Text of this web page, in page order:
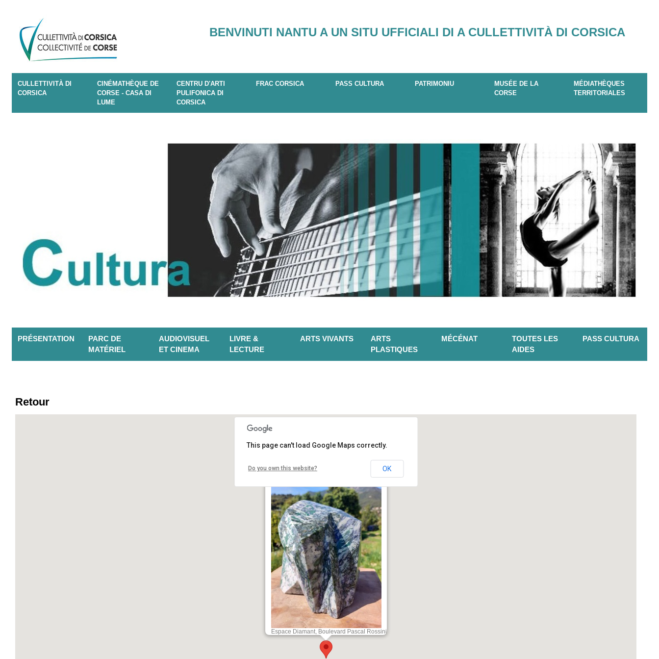
BENVINUTI NANTU A UN SITU UFFICIALI DI A CULLETTIVITÀ DI CORSICA
CULLETTIVITÀ DI
CORSICA
CINÉMATHÈQUE DE
CORSE - CASA DI
LUME
CENTRU D'ARTI
PULIFONICA DI
CORSICA
FRAC CORSICA PASS CULTURA PATRIMONIU
MUSÉE DE LA
CORSE
MÉDIATHÈQUES
TERRITORIALES
PRÉSENTATION
PARC DE
MATÉRIEL
AUDIOVISUEL
ET CINEMA
LIVRE &
LECTURE
ARTS VIVANTS
ARTS
PLASTIQUES
MÉCÉNAT
TOUTES LES
AIDES
PASS CULTURA
Retour
Exposition : Bettina Massa & Michel
Espace Diamant, Boulevard Pascal Rossini
This page can't load Google Maps correctly.
Do you own this website? OK